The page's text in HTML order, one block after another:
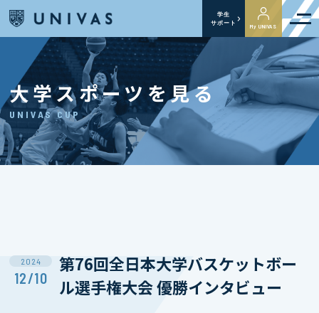
学生
サポート
My UNIVAS
大学スポーツを見る
UNIVAS CUP
2024
12/10
第76回全日本大学バスケットボー
ル選手権大会 優勝インタビュー